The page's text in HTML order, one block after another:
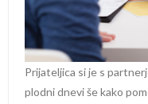
Prijateljica si je s
plodni dnevi še kako